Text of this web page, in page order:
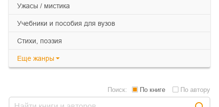
ужасы / мистика
учебники и пособия для вузов
cтихи, поэзия
Еще жанры
Поиск: По книге По автору